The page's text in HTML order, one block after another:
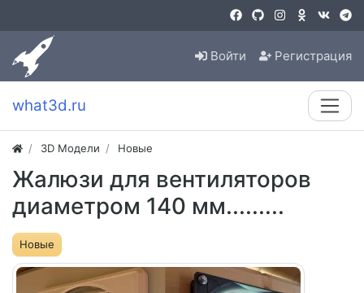
Войти Регистрация
what3d.ru
3D Модели Новые
Жалюзи для вентиляторов
диаметром 140 мм.........
Новые